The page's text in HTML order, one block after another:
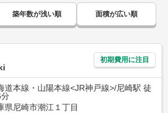
築年数が浅い順 面積が広い順
初期費用に注目
道本線・山陽本線<JR神戸線>/尼崎駅 徒
県尼崎市潮江１丁目